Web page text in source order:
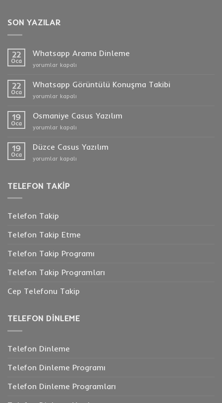
SON YAZILAR
22
Oca
Whatsapp Arama Dinleme
Whatsapp
Dinleme
yorumlar kapalı
22
Oca
Whatsapp Görüntülü Konuşma Takibi
Whatsapp
Konuşma
için
yorumlar kapalı
19
Oca
Osmaniye Casus Yazılım
Osmaniye
Yazılım
yorumlar kapalı
19
Oca
Düzce Casus Yazılım
Düzce
için
yorumlar kapalı
TELEFON TAKIP
Telefon Takip
Telefon Takip Etme
Telefon Takip Programı
Telefon Takip Programları
Cep Telefonu Takip
TELEFON DINLEME
Telefon Dinleme
Telefon Dinleme Programı
Telefon Dinleme Programları